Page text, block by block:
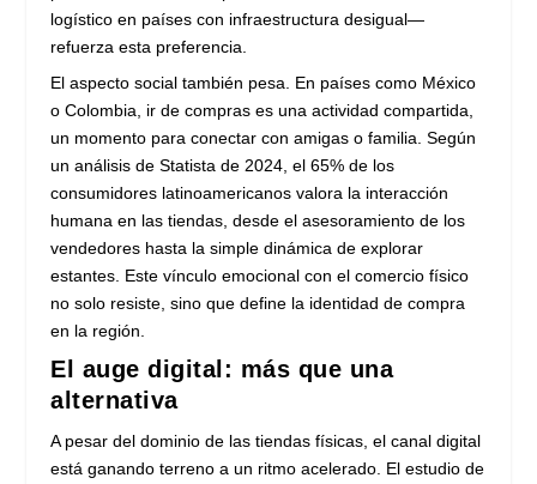
logístico en países con infraestructura desigual—
refuerza esta preferencia.
El aspecto social también pesa. En países como México
o Colombia, ir de compras es una actividad compartida,
un momento para conectar con amigas o familia. Según
un análisis de Statista de 2024, el 65% de los
consumidores latinoamericanos valora la interacción
humana en las tiendas, desde el asesoramiento de los
vendedores hasta la simple dinámica de explorar
estantes. Este vínculo emocional con el comercio físico
no solo resiste, sino que define la identidad de compra
en la región.
El auge digital: más que una
alternativa
A pesar del dominio de las tiendas físicas, el canal digital
está ganando terreno a un ritmo acelerado. El estudio de